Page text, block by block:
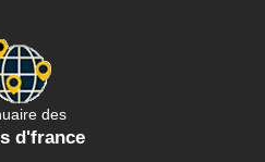
des
d'france